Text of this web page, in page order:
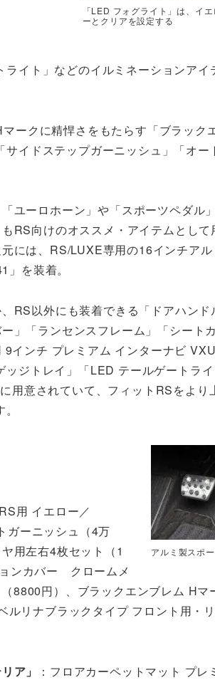
「LED フォグライト」は、イエ
ーとクリアを設定する
イト」などのイルミネーションア
ークに精悍さをもたらす「ブラック
イドステップガーニッシュ」「オー
ユーロホーン」や「スポーツペダル
RS向けのオススメ・アイテムとして
元には、RS/LUXE専用の16インチア
」を装着。
RS以外にも装着できる「ドアハンド
ー」「ランセンスフレーム」「シート
9インチ プレミアム インターナビ
ッジトレイ」「LED テールゲートラ
用意されていて、フィットRSをより
アルミ製スポ
用 イエロー／
ガーニッシュ（4万
用左右4枚セット（1
ンカバー クロームメ
8800円）、ブラックエンブレム H
ルリナブラックタイプ フロント用
ア」
：フロアカーペットマット プ